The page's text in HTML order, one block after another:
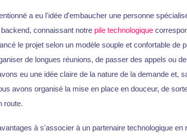
a eu l'idée d'embaucher une personne
connaissant notre pile technologique
le projet selon un modèle souple et confortable de
de longues réunions, de passer des appels ou
eu une idée claire de la nature de la demande et,
avons organisé la mise en place en douceur, de
route.
à s'associer à un partenaire technologique en